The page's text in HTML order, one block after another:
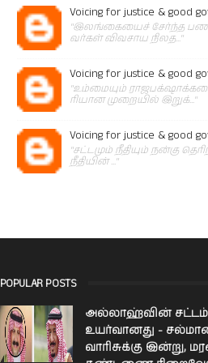
Voicing for justice & good
"இலங்கையைச் சேர்ந்த
வர்கள் விவசாய நிலத..."
Voicing for justice & good
"உம்மையும்
ரியான முறையில் இறுக்..."
Voicing for justice & good
"சட்டமும் நீதியும் நன்கு
நீதியின் ..."
POPULAR POSTS
அல்லாஹ்வின் சட்டம்
உயர்வானது -
வாரிசுக்கு இன்று,